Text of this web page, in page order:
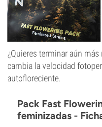
¿Quieres terminar aún más
cambia la velocidad
autofloreciente.
Pack Fast
feminizadas -